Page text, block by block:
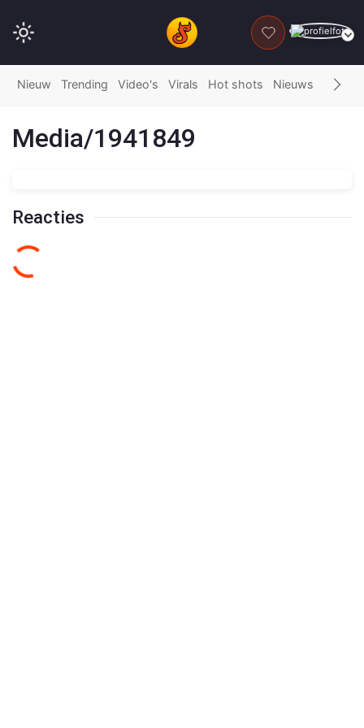
DONEER
Nieuw Trending Video's Virals Hot shots Nieuws Fails
Media/1941849
Reacties